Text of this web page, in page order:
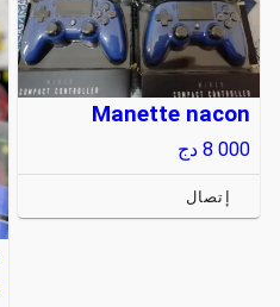
Manette nacon
8 000 دج
إتصال